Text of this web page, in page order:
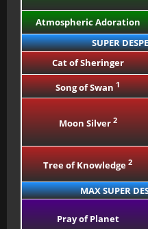
Atmospheric Adoration
SUPER
Cat of Sheringer
Song of Swan1
Moon Silver 2
Tree of Knowledge2
MAX SUPER
Pray of Planet